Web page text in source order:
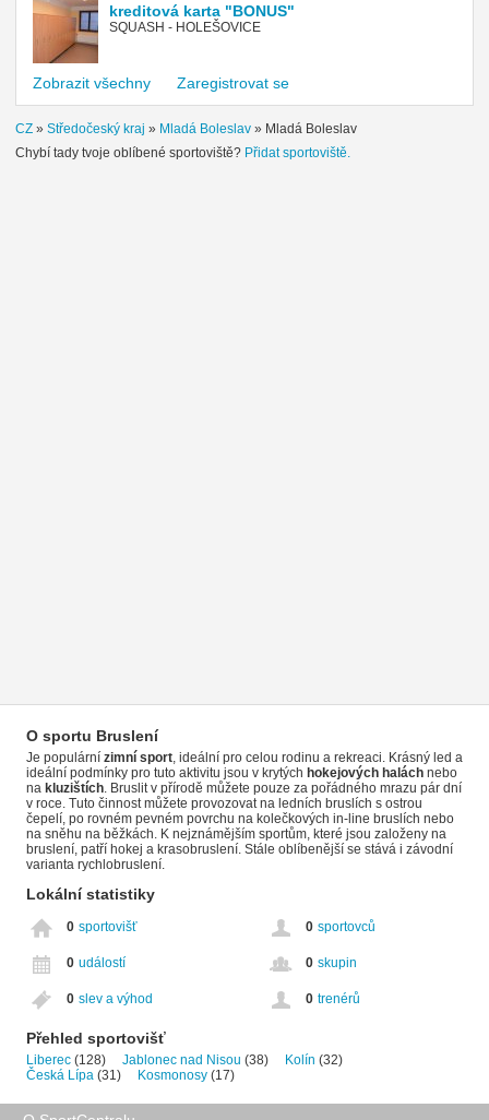
kreditová karta "BONUS"
SQUASH - HOLEŠOVICE
Zobrazit všechny Zaregistrovat se
CZ » Středočeský kraj » Mladá Boleslav » Mladá Boleslav
Chybí tady tvoje oblíbené sportoviště? Přidat sportoviště.
O sportu Bruslení
Je populární zimní sport , ideální pro celou rodinu a rekreaci. Krásný led a
ideální podmínky pro tuto aktivitu jsou v krytých hokejových halách nebo
na kluzištích . Bruslit v přírodě můžete pouze za pořádného mrazu pár dní
v roce. Tuto činnost můžete provozovat na ledních bruslích s ostrou
čepelí, po rovném pevném povrchu na kolečkových in-line bruslích nebo
na sněhu na běžkách. K nejznámějším sportům, které jsou založeny na
bruslení, patří hokej a krasobruslení. Stále oblíbenější se stává i závodní
varianta rychlobruslení.
Lokální statistiky
0 sportovišť 0 sportovců
0 událostí 0 skupin
0 slev a výhod 0 trenérů
Přehled sportovišť
Liberec (128) Jablonec nad Nisou (38) Kolín (32)
Česká Lípa (31) Kosmonosy (17)